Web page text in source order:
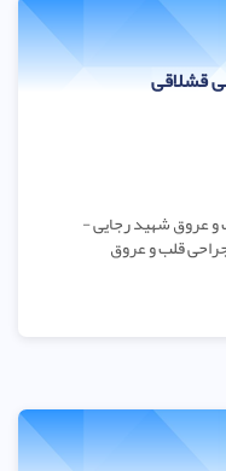
قشلاقی
و عروق شهید رجایی -
قلب و عروق